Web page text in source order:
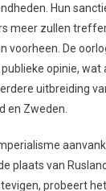
Hun
meer zullen
voorheen. De
opinie,
uitbreiding
en Zweden.
plaats van
probeert